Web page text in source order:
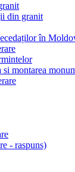
din granit
în
si montarea
- raspuns)